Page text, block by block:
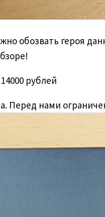
обозвать героя
рублей
Перед нами